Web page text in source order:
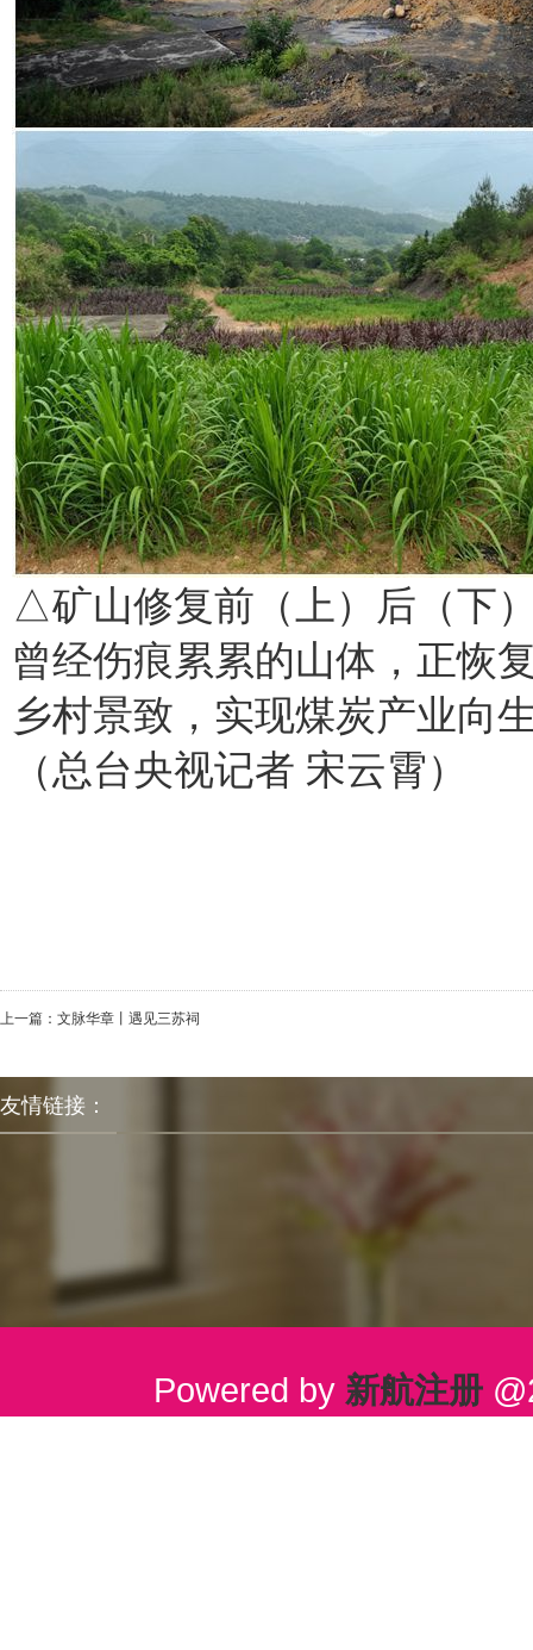
△矿山修复前（上）后（下
曾经伤痕累累的山体，正恢
乡村景致，实现煤炭产业向
（总台央视记者 宋云霄）
上一篇： 文脉华章丨遇见三苏祠
友情链接：
Powered by 新航注册